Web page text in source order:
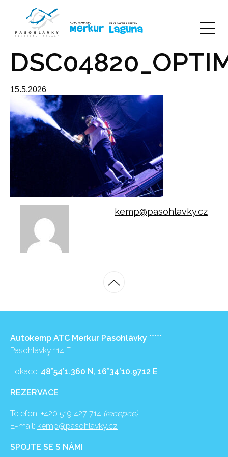
15.5.2026
kemp@pasohlavky.cz
Autokemp ATC Merkur Pasohlávky *****
Pasohlávky 114 E
Lokace: 48°54’1.360 N, 16°34’10.9712 E
REZERVACE
Telefon: +420 519 427 714 (recepce)
E-mail: kemp@pasohlavky.cz
SPOJTE SE S NÁMI